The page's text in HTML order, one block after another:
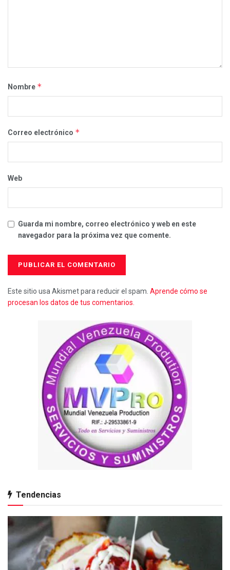
Nombre *
Correo electrónico *
Web
Guarda mi nombre, correo electrónico y web en este
navegador para la próxima vez que comente.
Este sitio usa Akismet para reducir el spam. Aprende cómo se
procesan los datos de tus comentarios.
Tendencias